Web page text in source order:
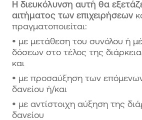
Η διευκόλυνση αυτή θα
αιτήματος των επιχειρήσεων
πραγματοποιείται:
• με μετάθεση του συνόλου ή
δόσεων στο τέλος της
και
• με προσαύξηση των
δανείου ή/και
• με αντίστοιχη αύξηση της
δανείου